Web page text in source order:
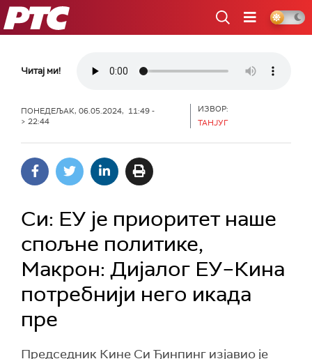
РТС
Читај ми!
ПОНЕДЕЉАК, 06.05.2024, 11:49 -
> 22:44
ИЗВОР:
ТАНЈУГ
Си: ЕУ је приоритет наше
спољне политике,
Макрон: Дијалог ЕУ–Кина
потребнији него икада
пре
Председник Кине Си Ђинпинг изјавио је